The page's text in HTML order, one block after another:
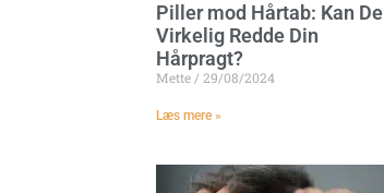
Piller mod Hårtab: Kan De
Virkelig Redde Din
Hårpragt?
Mette 29/08/2024
Læs mere »